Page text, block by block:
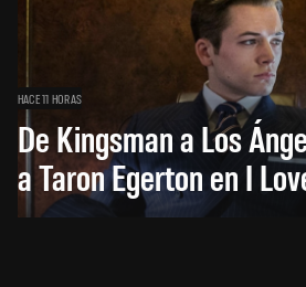
HACE 11 HORAS
De Kingsman a Los
a Taron Egerton en I